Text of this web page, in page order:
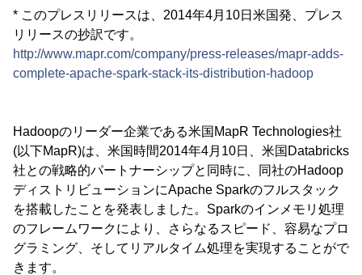
* このプレスリリースは、2014年4月10日米国発、プレス
リリースの抄訳です。
http://www.mapr.com/company/press-releases/mapr-adds-
complete-apache-spark-stack-its-distribution-hadoop
Hadoopのリーダー企業である米国MapR Technologies社
(以下MapR)は、米国時間2014年4月10日、米国Databricks
社との戦略的パートナーシップと同時に、同社のHadoop
ディストリビューションにApache Sparkのフルスタック
を搭載したことを発表しました。Sparkのインメモリ処理
のフレームワークにより、さらなるスピード、容易なプロ
グラミング、そしてリアルタイム処理を実現することがで
きます。